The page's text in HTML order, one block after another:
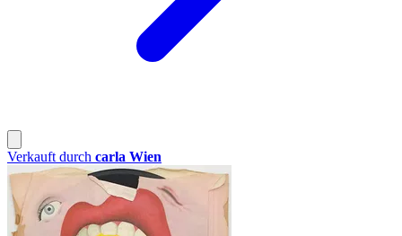
Verkauft durch carla Wien